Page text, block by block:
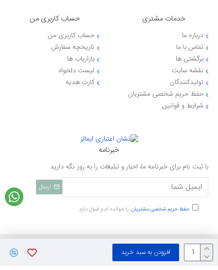
افزودن به سبد خرید
خدمات مشتری
درباره ما
تماس با ما
برگشتی ها
نقشه سایت
تولیدکنندگان
حفظ حریم شخصی مشتریان
شرایط و قوانین
حساب کاربری من
حساب کاربری من
تاریخچه سفارش
بازاریاب ها
لیست دلخواه
کارت هدیه
خبرنامه
با ثبت نام برای خبرنامه ما، اخبار و تبلیغات را به روز نگه دارید
ارسال
حفظ حریم شخصی مشتریان را خوانده ام و قبول دارم
تمامی حقوق نزد ایی جهاز محفوظ میباشد